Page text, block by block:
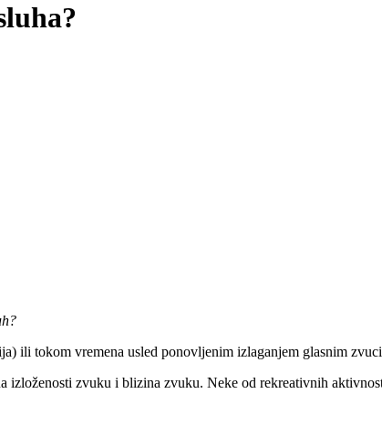
ili tokom vremena usled ponovljenim izlaganjem glasnim
zvuku i blizina zvuku. Neke od rekreativnih